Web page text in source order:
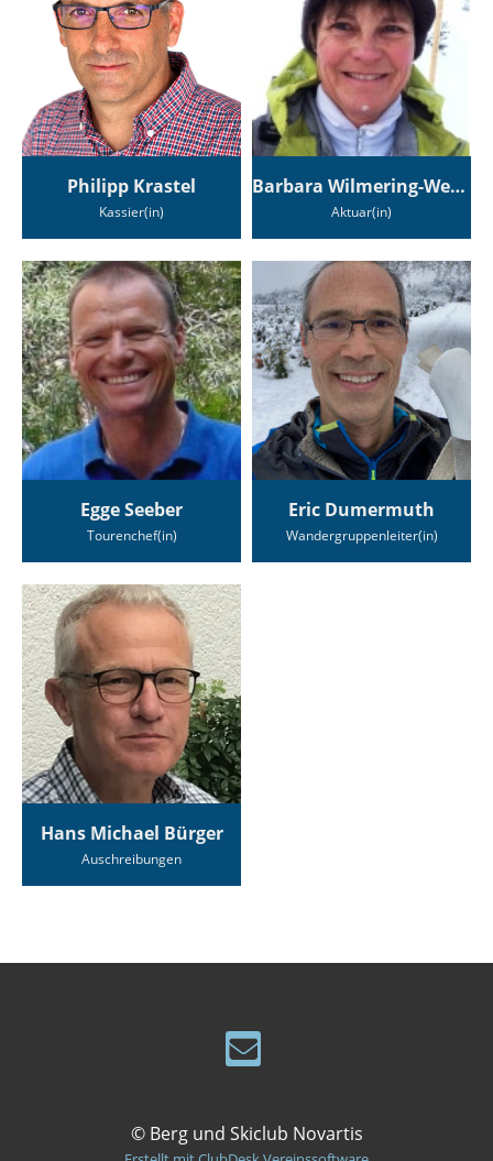
Philipp Krastel
Kassier(in)
Barbara Wilmering-Wetter
Aktuar(in)
Egge Seeber
Tourenchef(in)
Eric Dumermuth
Wandergruppenleiter(in)
Hans Michael Bürger
Auschreibungen
© Berg und Skiclub Novartis